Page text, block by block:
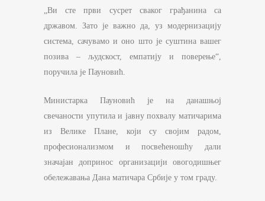
„Ви сте први сусрет сваког грађанина са
државом. Зато је важно да, уз модернизацију
система, сачувамо и оно што је суштина вашег
позива – људскост, емпатију и поверење“,
поручила је Пауновић.
Министарка Пауновић је на данашњој
свечаности упутила и јавну похвалу матичарима
из Велике Плане, који су својим радом,
професионализмом и посвећеношћу дали
значајан допринос организацији овогодишњег
обележавања Дана матичара Србије у том граду.